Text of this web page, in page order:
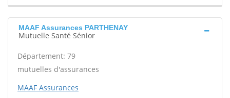
MAAF Assurances PARTHENAY
Mutuelle Santé Sénior
Département: 79
mutuelles d'assurances
MAAF Assurances